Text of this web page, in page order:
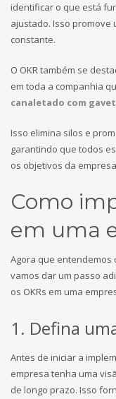
identificar o que está
ajustado. Isso promove
constante.
O OKR também se
em toda a companhia
canaletado com
Isso elimina silos e
garantindo que todos
os objetivos da
Como
em uma
Agora que entendemos
vamos dar um passo
os OKRs em uma
1. Defina
Antes de iniciar a
empresa tenha uma
de longo prazo. Isso